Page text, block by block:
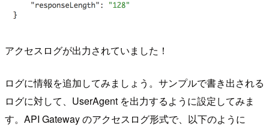
アクセスログが出力されていました！
ログに情報を追加してみましょう。サンプルで書き出される
ログに対して、UserAgent を出力するように設定してみま
す。API Gateway のアクセスログ形式で、以下のように